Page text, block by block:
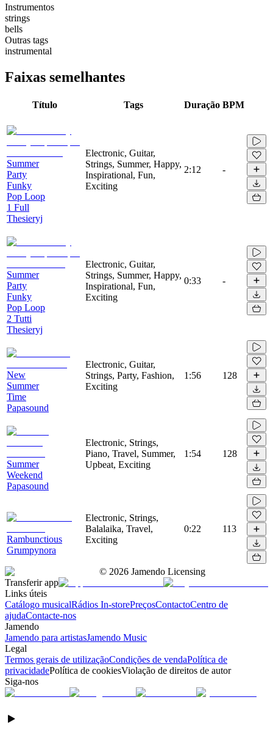
Instrumentos
strings
bells
Outras tags
instrumental
Faixas semelhantes
Título Tags Duração BPM
Summer
Party
Funky
Pop Loop
1 Full
Thesieryj
Electronic, Guitar,
Strings, Summer, Happy,
Inspirational, Fun,
Exciting
2:12 -
Summer
Party
Funky
Pop Loop
2 Tutti
Thesieryj
Electronic, Guitar,
Strings, Summer, Happy,
Inspirational, Fun,
Exciting
0:33 -
New
Summer
Time
Papasound
Electronic, Guitar,
Strings, Party, Fashion,
Exciting
1:56 128
Summer
Weekend
Papasound
Electronic, Strings,
Piano, Travel, Summer,
Upbeat, Exciting
1:54 128
Rambunctious
Grumpynora
Electronic, Strings,
Balalaika, Travel,
Exciting
0:22 113
© 2026 Jamendo Licensing
Transferir app
Links úteis
Catálogo musicalRádios In-storePreçosContactoCentro de
ajudaContacte-nos
Jamendo
Jamendo para artistasJamendo Music
Legal
Termos gerais de utilizaçãoCondições de vendaPolítica de
privacidadePolítica de cookiesViolação de direitos de autor
Siga-nos